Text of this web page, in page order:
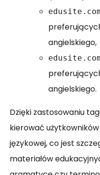
angielskiego,
angielskiego.
Dzięki zastosowaniu
kierować
językowej, co jest
materiałów